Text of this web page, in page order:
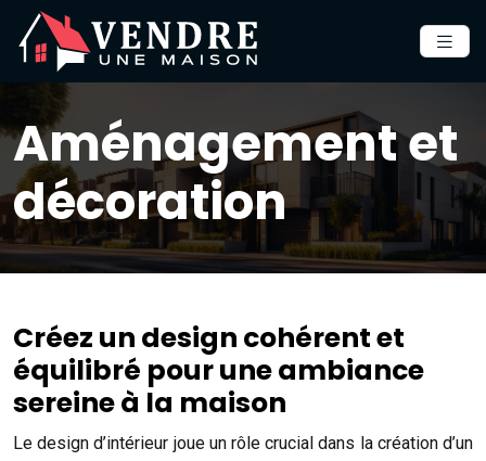
Aménagement et
décoration
Créez un design cohérent et
équilibré pour une ambiance
sereine à la maison
Le design d’intérieur joue un rôle crucial dans la création d’un